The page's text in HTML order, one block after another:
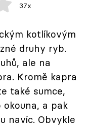
37x
kotlíkovým
druhy ryb.
ale na
Kromě kapra
také sumce,
a pak
navíc. Obvykle